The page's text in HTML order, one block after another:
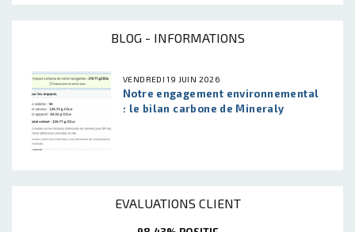
BLOG - INFORMATIONS
VENDREDI 19 JUIN 2026
Notre engagement environnemental
: le bilan carbone de Mineraly
EVALUATIONS CLIENT